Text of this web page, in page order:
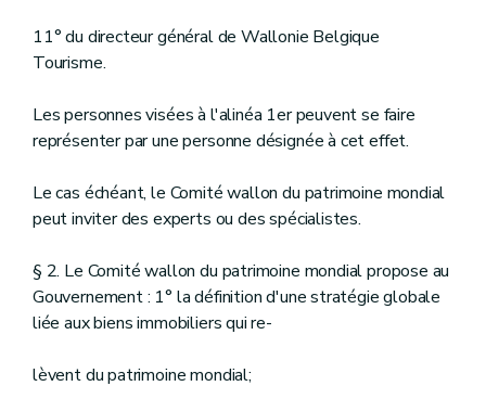
11° du directeur général de Wallonie Belgique
Tourisme.
Les personnes visées à l'alinéa 1er peuvent se faire
représenter par une personne désignée à cet effet.
Le cas échéant, le Comité wallon du patrimoine mondial
peut inviter des experts ou des spécialistes.
§ 2. Le Comité wallon du patrimoine mondial propose au
Gouvernement : 1° la définition d'une stratégie globale
liée aux biens immobiliers qui re-
lèvent du patrimoine mondial;